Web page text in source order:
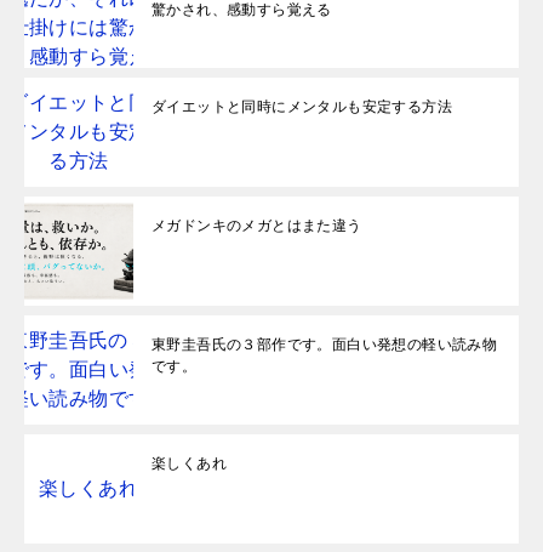
驚かされ、感動すら覚える
ダイエットと同時にメンタルも安定する方法
メガドンキのメガとはまた違う
東野圭吾氏の３部作です。面白い発想の軽い読み物
です。
楽しくあれ